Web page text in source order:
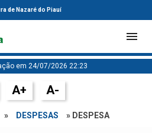
de Nazaré do Piauí
em 24/07/2026 22:23
A+ A-
» DESPESAS » DESPESA